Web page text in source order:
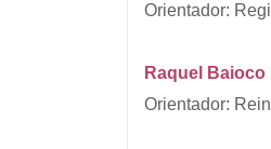
Orientador:
Raquel Baioco
Orientador: